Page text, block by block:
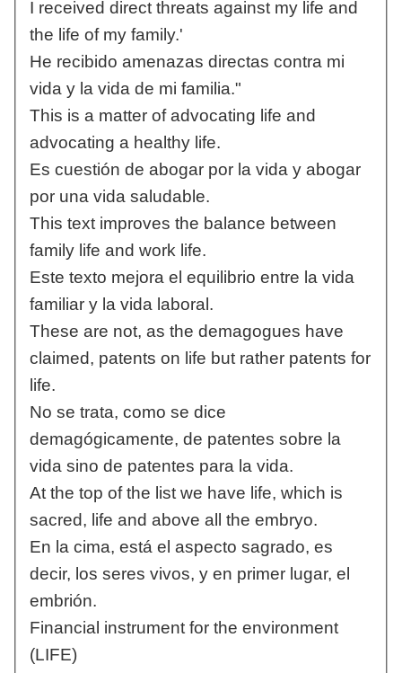
I received direct threats against my life and
the life of my family.'
He recibido amenazas directas contra mi
vida y la vida de mi familia."
This is a matter of advocating life and
advocating a healthy life.
Es cuestión de abogar por la vida y abogar
por una vida saludable.
This text improves the balance between
family life and work life.
Este texto mejora el equilibrio entre la vida
familiar y la vida laboral.
These are not, as the demagogues have
claimed, patents on life but rather patents for
life.
No se trata, como se dice
demagógicamente, de patentes sobre la
vida sino de patentes para la vida.
At the top of the list we have life, which is
sacred, life and above all the embryo.
En la cima, está el aspecto sagrado, es
decir, los seres vivos, y en primer lugar, el
embrión.
Financial instrument for the environment
(LIFE)